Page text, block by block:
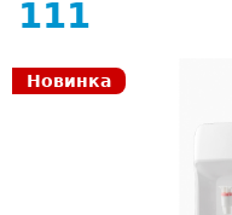
111
Новинка